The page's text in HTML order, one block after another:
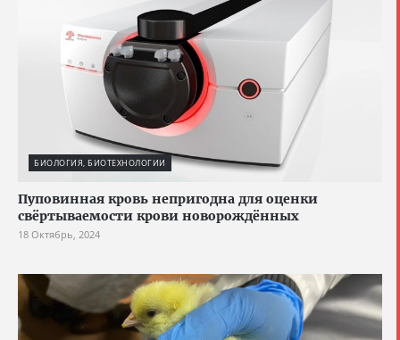
БИОЛОГИЯ, БИОТЕХНОЛОГИИ
Пуповинная кровь непригодна для оценки
свёртываемости крови новорождённых
18 Октябрь, 2024